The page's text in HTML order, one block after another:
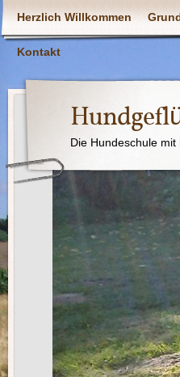
Herzlich Willkommen
Kontakt
Die Hundeschule